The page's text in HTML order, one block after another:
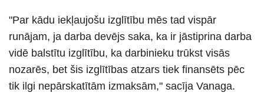
"Par kādu iekļaujošu izglītību mēs tad vispār
runājam, ja darba devējs saka, ka ir jāstiprina darba
vidē balstītu izglītību, ka darbinieku trūkst visās
nozarēs, bet šis izglītības atzars tiek finansēts pēc
tik ilgi nepārskatītām izmaksām," sacīja Vanaga.